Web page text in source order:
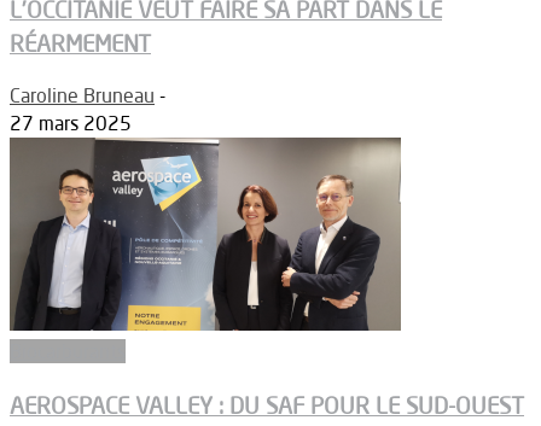
L’OCCITANIE VEUT FAIRE SA PART DANS LE
RÉARMEMENT
Caroline Bruneau -
27 mars 2025
AEROSPACE VALLEY : DU SAF POUR LE SUD-OUEST